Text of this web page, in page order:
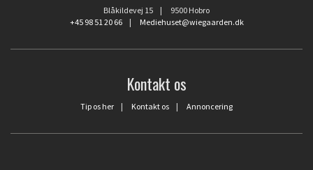
Blåkildevej 15 | 9500 Hobro
+45 98 51 20 66| Mediehuset@wiegaarden.dk
Kontakt os
Tip os her | Kontakt os | Annoncering